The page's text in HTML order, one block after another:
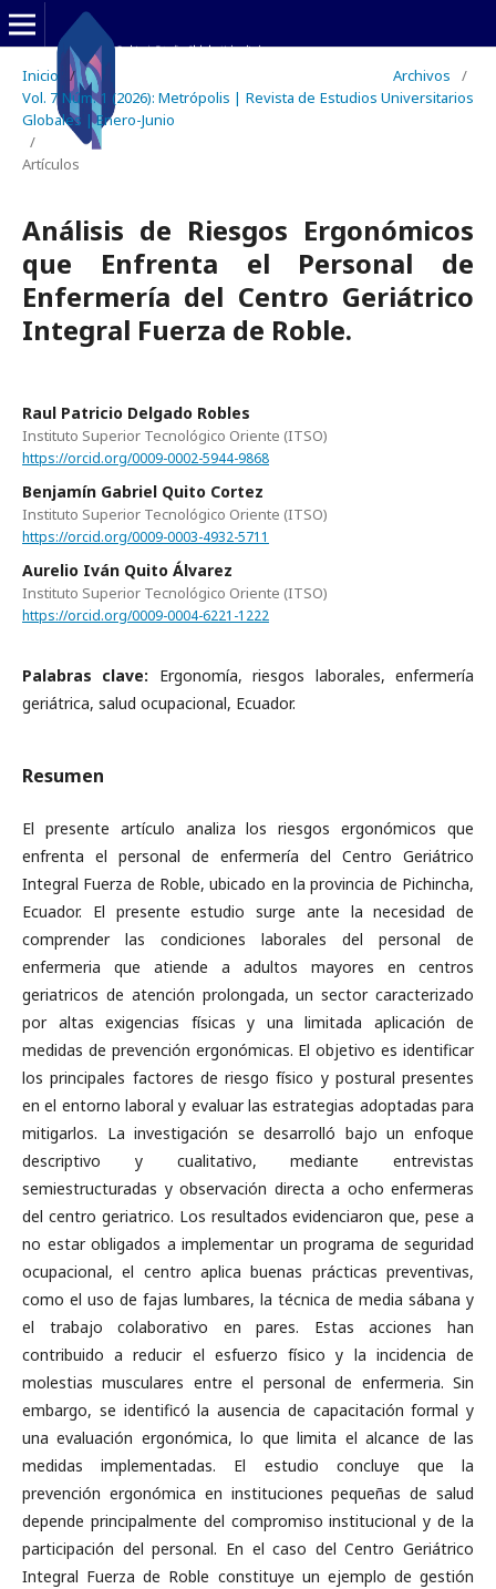
Inicio / Archivos
/
Vol. 7 Núm. 1 (2026): Metrópolis | Revista de Estudios Universitarios
Globales | Enero-Junio
/
Artículos
Análisis de Riesgos Ergonómicos
que Enfrenta el Personal de
Enfermería del Centro Geriátrico
Integral Fuerza de Roble.
Raul Patricio Delgado Robles
Instituto Superior Tecnológico Oriente (ITSO)
https://orcid.org/0009-0002-5944-9868
Benjamín Gabriel Quito Cortez
Instituto Superior Tecnológico Oriente (ITSO)
https://orcid.org/0009-0003-4932-5711
Aurelio Iván Quito Álvarez
Instituto Superior Tecnológico Oriente (ITSO)
https://orcid.org/0009-0004-6221-1222
Palabras clave: Ergonomía, riesgos laborales, enfermería
geriátrica, salud ocupacional, Ecuador.
Resumen
El presente artículo analiza los riesgos ergonómicos que
enfrenta el personal de enfermería del Centro Geriátrico
Integral Fuerza de Roble, ubicado en la provincia de Pichincha,
Ecuador. El presente estudio surge ante la necesidad de
comprender las condiciones laborales del personal de
enfermeria que atiende a adultos mayores en centros
geriatricos de atención prolongada, un sector caracterizado
por altas exigencias físicas y una limitada aplicación de
medidas de prevención ergonómicas. El objetivo es identificar
los principales factores de riesgo físico y postural presentes
en el entorno laboral y evaluar las estrategias adoptadas para
mitigarlos. La investigación se desarrolló bajo un enfoque
descriptivo y cualitativo, mediante entrevistas
semiestructuradas y observación directa a ocho enfermeras
del centro geriatrico. Los resultados evidenciaron que, pese a
no estar obligados a implementar un programa de seguridad
ocupacional, el centro aplica buenas prácticas preventivas,
como el uso de fajas lumbares, la técnica de media sábana y
el trabajo colaborativo en pares. Estas acciones han
contribuido a reducir el esfuerzo físico y la incidencia de
molestias musculares entre el personal de enfermeria. Sin
embargo, se identificó la ausencia de capacitación formal y
una evaluación ergonómica, lo que limita el alcance de las
medidas implementadas. El estudio concluye que la
prevención ergonómica en instituciones pequeñas de salud
depende principalmente del compromiso institucional y de la
participación del personal. En el caso del Centro Geriátrico
Integral Fuerza de Roble constituye un ejemplo de gestión